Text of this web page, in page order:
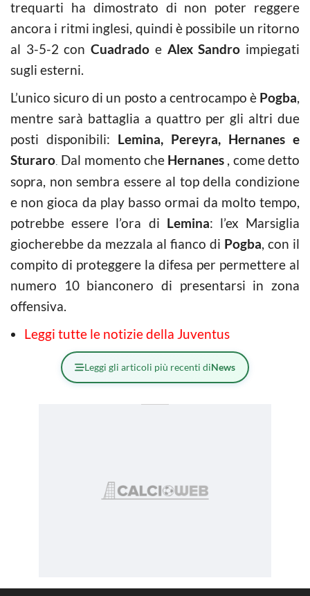
trequarti ha dimostrato di non poter reggere
ancora i ritmi inglesi, quindi è possibile un ritorno
al 3-5-2 conCuadrado e Alex Sandro impiegati
sugli esterni.
L’unico sicuro di un posto a centrocampo è Pogba,
mentre sarà battaglia a quattro per gli altri due
posti disponibili: Lemina, Pereyra, Hernanes e
Sturaro. Dal momento che Hernanes , come detto
sopra, non sembra essere al top della condizione
e non gioca da play basso ormai da molto tempo,
potrebbe essere l’ora di Lemina: l’ex Marsiglia
giocherebbe da mezzala al fianco di Pogba, con il
compito di proteggere la difesa per permettere al
numero 10 bianconero di presentarsi in zona
offensiva.
Leggi tutte le notizie della Juventus
Leggi gli articoli più recenti diNews